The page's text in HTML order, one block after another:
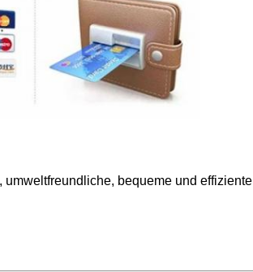
bequeme und effiziente